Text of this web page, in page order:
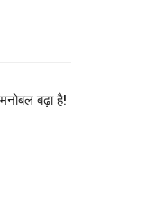
बढ़ा है!